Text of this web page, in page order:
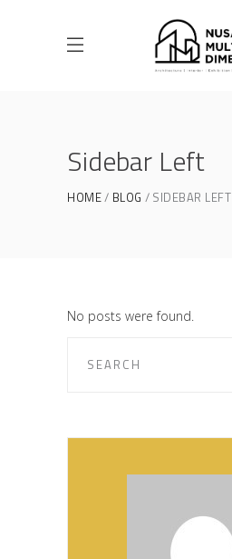
Sidebar Left
HOME BLOG SIDEBAR LEFT
No posts were found.